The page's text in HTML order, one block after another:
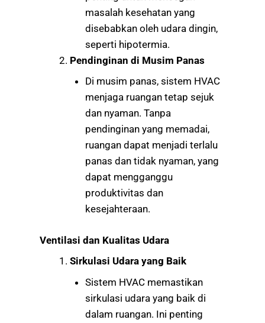
masalah kesehatan yang
disebabkan oleh udara dingin,
seperti hipotermia.
Pendinginan di Musim Panas
Di musim panas, sistem HVAC
menjaga ruangan tetap sejuk
dan nyaman. Tanpa
pendinginan yang memadai,
ruangan dapat menjadi terlalu
panas dan tidak nyaman, yang
dapat mengganggu
produktivitas dan
kesejahteraan.
Ventilasi dan Kualitas Udara
Sirkulasi Udara yang Baik
Sistem HVAC memastikan
sirkulasi udara yang baik di
dalam ruangan. Ini penting